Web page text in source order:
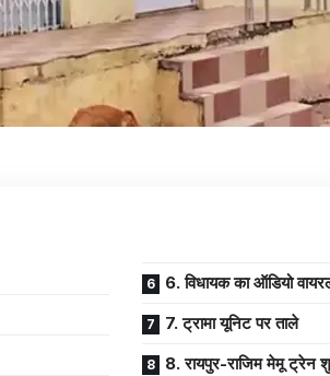
6. विधायक का ऑडियो
7. ट्रामा यूनिट पर ताले
8. रायपुर-राजिम मेमू ट्रेन